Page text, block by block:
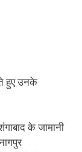
हुए उनके
के जामानी